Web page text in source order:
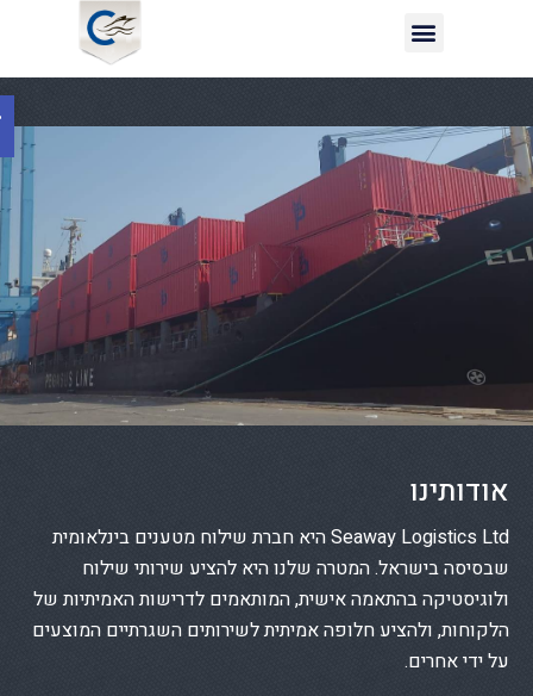
פתח סרגל נגישות
אודותינו
Seaway Logistics Ltd היא חברת שילוח מטענים בינלאומית
שבסיסה בישראל. המטרה שלנו היא להציע שירותי שילוח
ולוגיסטיקה בהתאמה אישית, המותאמים לדרישות האמיתיות של
הלקוחות, ולהציע חלופה אמיתית לשירותים השגרתיים המוצעים
על ידי אחרים.